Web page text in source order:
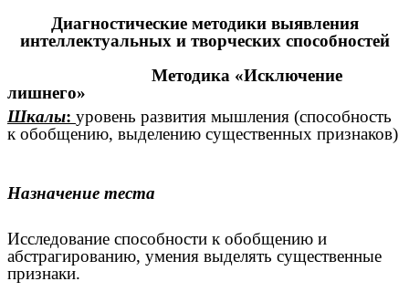
Диагностические методики выявления
интеллектуальных и творческих способностей
Методика «Исключение
лишнего»
Шкалы: уровень развития мышления (способность
к обобщению, выделению существенных признаков)
Назначение теста
Исследование способности к обобщению и
абстрагированию, умения выделять существенные
признаки.